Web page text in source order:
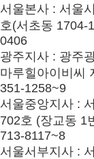
서울본사 : 서울
호(서초동
0406
광주지사 : 광주
마루힐아이비씨
351-1258~9
서울중앙지사 :
702호 (장교동
713-8117~8
서울서부지사 :